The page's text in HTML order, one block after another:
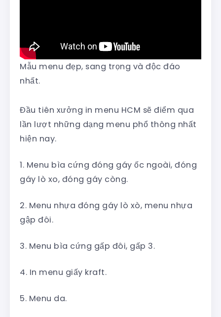
Mẫu menu đẹp, sang trọng và độc đáo
nhất.
Đầu tiên xưởng in menu HCM sẽ điểm qua
lần lượt những dạng menu phổ thông nhất
hiện nay.
1. Menu bìa cứng đóng gáy ốc ngoài, đóng
gáy lò xo, đóng gáy còng.
2. Menu nhựa đóng gáy lò xò, menu nhựa
gập đôi.
3. Menu bìa cứng gấp đôi, gấp 3.
4. In menu giấy kraft.
5. Menu da.